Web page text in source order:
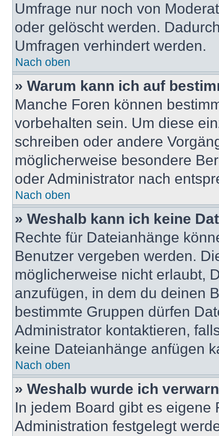
Umfrage nur noch von
oder gelöscht werden.
Umfragen verhindert werden.
Nach oben
» Warum kann ich auf
Manche Foren können
vorbehalten sein. Um diese
schreiben oder andere
möglicherweise besondere
oder Administrator nach
Nach oben
» Weshalb kann ich keine
Rechte für Dateianhänge
Benutzer vergeben werden.
möglicherweise nicht erlaubt,
anzufügen, in dem du deinen
bestimmte Gruppen dürfen
Administrator kontaktieren,
keine Dateianhänge anfügen
Nach oben
» Weshalb wurde ich
In jedem Board gibt es
Administration festgelegt